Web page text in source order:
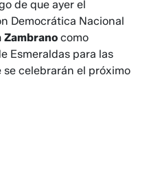
de que ayer el
Democrática Nacional
Zambrano como
Esmeraldas para las
celebrarán el próximo